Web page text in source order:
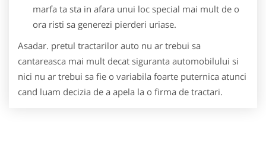
marfa ta sta in afara unui loc special mai mult de o
ora risti sa generezi pierderi uriase.
Asadar. pretul tractarilor auto nu ar trebui sa
cantareasca mai mult decat siguranta automobilului si
nici nu ar trebui sa fie o variabila foarte puternica atunci
cand luam decizia de a apela la o firma de tractari.